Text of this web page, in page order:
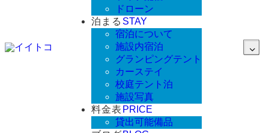
ドローン
泊まる STAY
宿泊について
施設内宿泊
グランピングテント
カーステイ
校庭テント泊
施設写真
料金表 PRICE
貸出可能備品